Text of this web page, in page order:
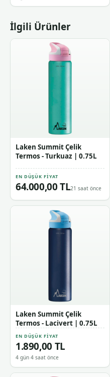
İlgili Ürünler
Laken Summit Çelik
Termos - Turkuaz | 0.75L
EN DÜŞÜK FIYAT
64.000,00 TL21 saat önce
Laken Summit Çelik
Termos - Lacivert | 0.75L
EN DÜŞÜK FIYAT
1.890,00 TL
4 gün 4 saat önce